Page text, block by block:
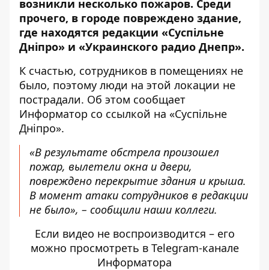
возникли несколько пожаров. Среди
прочего, в городе повреждено здание,
где находятся редакции «Суспільне
Дніпро» и «Украинского радио Днепр».
К счастью, сотрудников в помещениях не
было, поэтому люди на этой локации не
пострадали. Об этом сообщает
Информатор со ссылкой на «Суспільне
Дніпро».
«В результате обстрела произошел
пожар, вылетели окна и двери,
повреждено перекрытие здания и крыша.
В момент атаки сотрудников в редакции
не было», – сообщили наши коллеги.
Если видео не воспроизводится – его
можно просмотреть в Telegram-канале
Информатора